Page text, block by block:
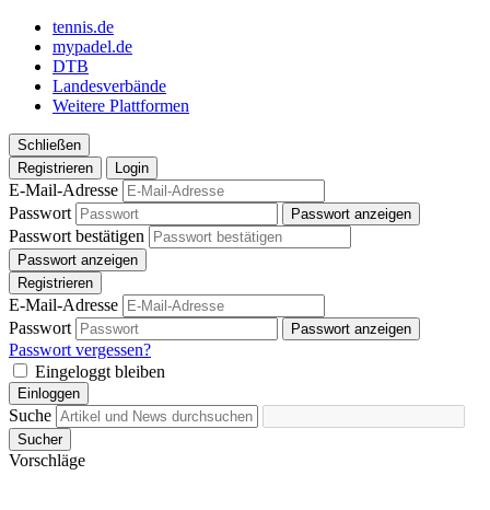
tennis.de
mypadel.de
DTB
Landesverbände
Weitere Plattformen
Schließen
Registrieren
Login
E-Mail-Adresse
Passwort
Passwort anzeigen
Passwort bestätigen
Passwort anzeigen
Registrieren
E-Mail-Adresse
Passwort
Passwort anzeigen
Passwort vergessen?
Eingeloggt bleiben
Einloggen
Suche
Sucher
Vorschläge